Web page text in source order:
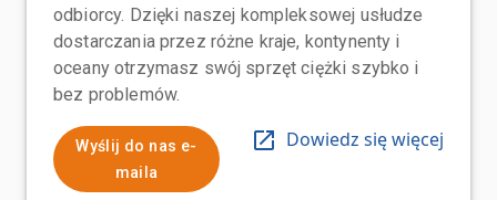
odbiorcy. Dzięki naszej kompleksowej usłudze
dostarczania przez różne kraje, kontynenty i
oceany otrzymasz swój sprzęt ciężki szybko i
bez problemów.
Wyślij do nas e-
maila
Dowiedz się więcej